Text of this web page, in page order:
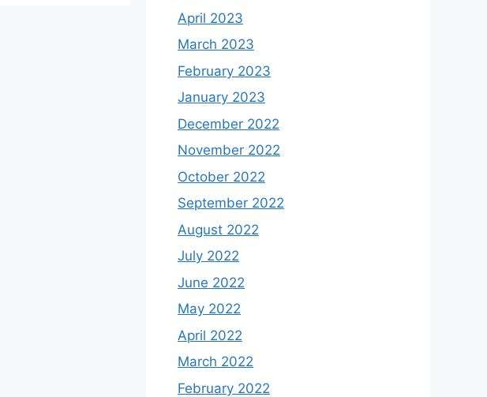
April 2023
March 2023
February 2023
January 2023
December 2022
November 2022
October 2022
September 2022
August 2022
July 2022
June 2022
May 2022
April 2022
March 2022
February 2022